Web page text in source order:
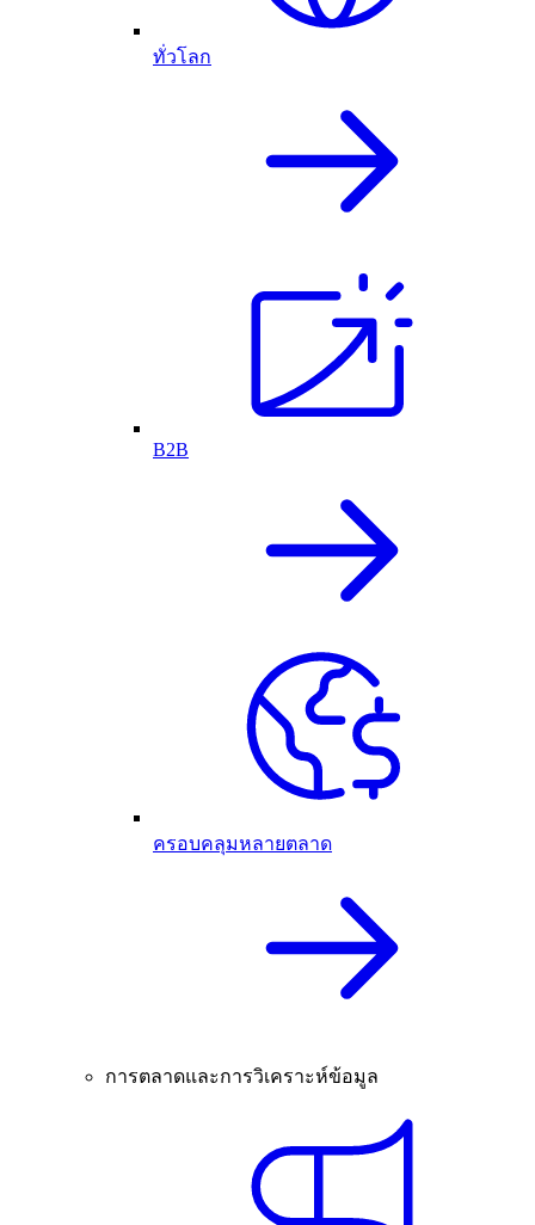
ทั่วโลก
B2B
ครอบคลุมหลายตลาด
การตลาดและการวิเคราะห์ข้อมูล